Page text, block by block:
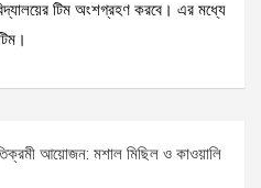
টিম অংশগ্রহণ করবে। এর মধ্যে
আয়োজন: মশাল মিছিল ও কাওয়ালি